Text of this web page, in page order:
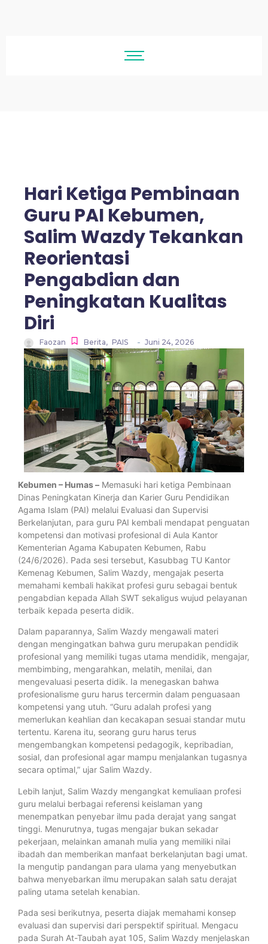
Hari Ketiga Pembinaan
Guru PAI Kebumen,
Salim Wazdy Tekankan
Reorientasi
Pengabdian dan
Peningkatan Kualitas
Diri
Faozan Berita, PAIS - Juni 24, 2026
Kebumen – Humas – Memasuki hari ketiga Pembinaan
Dinas Peningkatan Kinerja dan Karier Guru Pendidikan
Agama Islam (PAI) melalui Evaluasi dan Supervisi
Berkelanjutan, para guru PAI kembali mendapat penguatan
kompetensi dan motivasi profesional di Aula Kantor
Kementerian Agama Kabupaten Kebumen, Rabu
(24/6/2026). Pada sesi tersebut, Kasubbag TU Kantor
Kemenag Kebumen, Salim Wazdy, mengajak peserta
memahami kembali hakikat profesi guru sebagai bentuk
pengabdian kepada Allah SWT sekaligus wujud pelayanan
terbaik kepada peserta didik.
Dalam paparannya, Salim Wazdy mengawali materi
dengan mengingatkan bahwa guru merupakan pendidik
profesional yang memiliki tugas utama mendidik, mengajar,
membimbing, mengarahkan, melatih, menilai, dan
mengevaluasi peserta didik. Ia menegaskan bahwa
profesionalisme guru harus tercermin dalam penguasaan
kompetensi yang utuh. “Guru adalah profesi yang
memerlukan keahlian dan kecakapan sesuai standar mutu
tertentu. Karena itu, seorang guru harus terus
mengembangkan kompetensi pedagogik, kepribadian,
sosial, dan profesional agar mampu menjalankan tugasnya
secara optimal,” ujar Salim Wazdy.
Lebih lanjut, Salim Wazdy mengangkat kemuliaan profesi
guru melalui berbagai referensi keislaman yang
menempatkan penyebar ilmu pada derajat yang sangat
tinggi. Menurutnya, tugas mengajar bukan sekadar
pekerjaan, melainkan amanah mulia yang memiliki nilai
ibadah dan memberikan manfaat berkelanjutan bagi umat.
Ia mengutip pandangan para ulama yang menyebutkan
bahwa menyebarkan ilmu merupakan salah satu derajat
paling utama setelah kenabian.
Pada sesi berikutnya, peserta diajak memahami konsep
evaluasi dan supervisi dari perspektif spiritual. Mengacu
pada Surah At-Taubah ayat 105, Salim Wazdy menjelaskan